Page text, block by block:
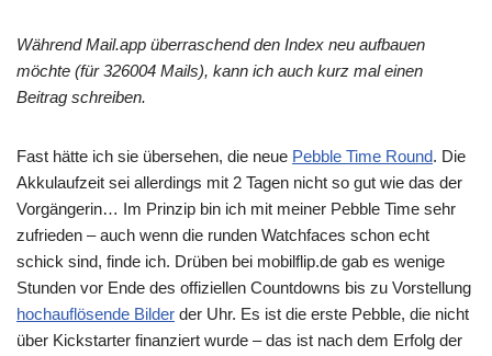
Während Mail.app überraschend den Index neu aufbauen
möchte (für 326004 Mails), kann ich auch kurz mal einen
Beitrag schreiben.
Fast hätte ich sie übersehen, die neue Pebble Time Round. Die
Akkulaufzeit sei allerdings mit 2 Tagen nicht so gut wie das der
Vorgängerin… Im Prinzip bin ich mit meiner Pebble Time sehr
zufrieden – auch wenn die runden Watchfaces schon echt
schick sind, finde ich. Drüben bei mobilflip.de gab es wenige
Stunden vor Ende des offiziellen Countdowns bis zu Vorstellung
hochauflösende Bilder der Uhr. Es ist die erste Pebble, die nicht
über Kickstarter finanziert wurde – das ist nach dem Erfolg der